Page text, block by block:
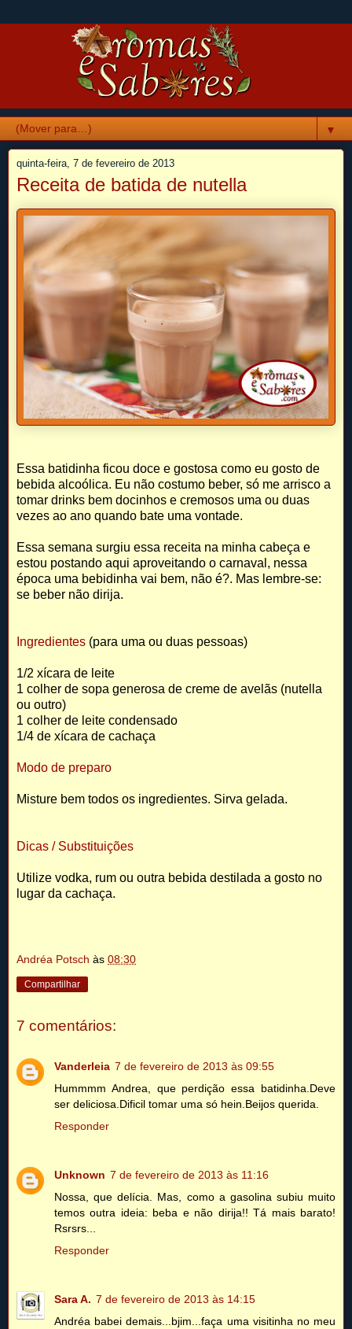
▼
quinta-feira, 7 de fevereiro de 2013
Receita de batida de nutella
Essa batidinha ficou doce e gostosa como eu gosto de
bebida alcoólica. Eu não costumo beber, só me arrisco a
tomar drinks bem docinhos e cremosos uma ou duas
vezes ao ano quando bate uma vontade.
Essa semana surgiu essa receita na minha cabeça e
estou postando aqui aproveitando o carnaval, nessa
época uma bebidinha vai bem, não é?. Mas lembre-se:
se beber não dirija.
Ingredientes (para uma ou duas pessoas)
1/2 xícara de leite
1 colher de sopa generosa de creme de avelãs (nutella
ou outro)
1 colher de leite condensado
1/4 de xícara de cachaça
Modo de preparo
Misture bem todos os ingredientes. Sirva gelada.
Dicas / Substituições
Utilize vodka, rum ou outra bebida destilada a gosto no
lugar da cachaça.
Andréa Potsch às 08:30
Compartilhar
7 comentários:
Vanderleia 7 de fevereiro de 2013 às 09:55
Hummmm Andrea, que perdição essa batidinha.Deve
ser deliciosa.Dificil tomar uma só hein.Beijos querida.
Responder
Unknown 7 de fevereiro de 2013 às 11:16
Nossa, que delícia. Mas, como a gasolina subiu muito
temos outra ideia: beba e não dirija!! Tá mais barato!
Rsrsrs...
Responder
Sara A. 7 de fevereiro de 2013 às 14:15
Andréa babei demais...bjim...faça uma visitinha no meu